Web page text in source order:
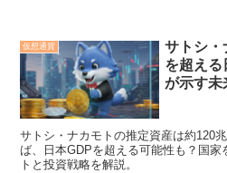
仮想通貨
サトシ・
を超える
が示す未
サトシ・ナカモトの推定資産は約120
ば、日本GDPを超える可能性も？国家
トと投資戦略を解説。